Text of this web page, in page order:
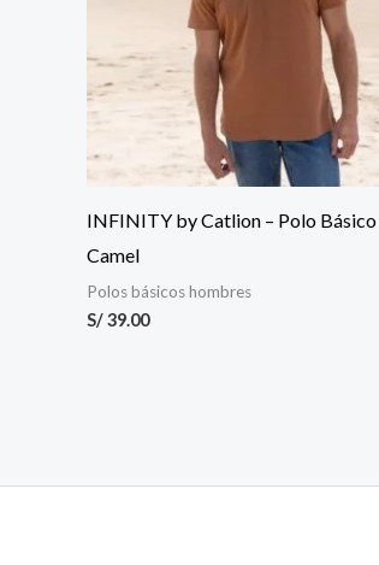
INFINITY by Catlion – Polo Básico
Camel
Polos básicos hombres
S/39.00